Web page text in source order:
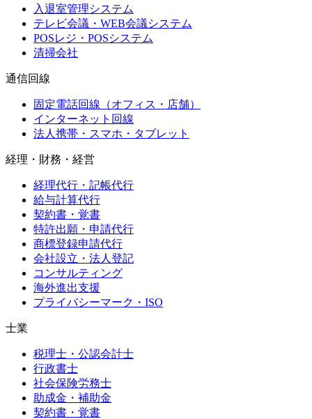
入退室管理システム
テレビ会議・WEB会議システム
POSレジ・POSシステム
清掃会社
通信回線
固定電話回線（オフィス・店舗）
インターネット回線
法人携帯・スマホ・タブレット
経理・財務・経営
経理代行・記帳代行
給与計算代行
契約書・覚書
特許出願・申請代行
商標登録申請代行
会社設立・法人登記
コンサルティング
海外進出支援
プライバシーマーク・ISO
士業
税理士・公認会計士
行政書士
社会保険労務士
助成金・補助金
契約書・覚書